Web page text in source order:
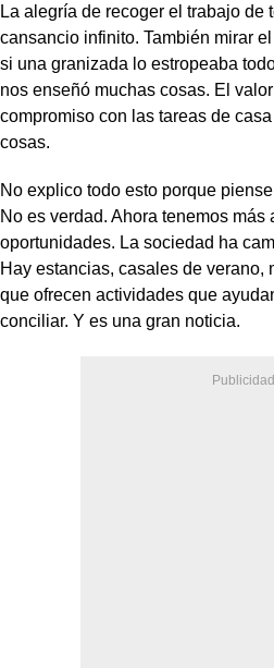
La alegría de recoger el trabajo de
cansancio infinito. También mirar
si una granizada lo estropeaba
nos enseñó muchas cosas. El
compromiso con las tareas de
cosas.
No explico todo esto porque
No es verdad. Ahora tenemos más
oportunidades. La sociedad ha
Hay estancias, casales de verano,
que ofrecen actividades que
conciliar. Y es una gran noticia.